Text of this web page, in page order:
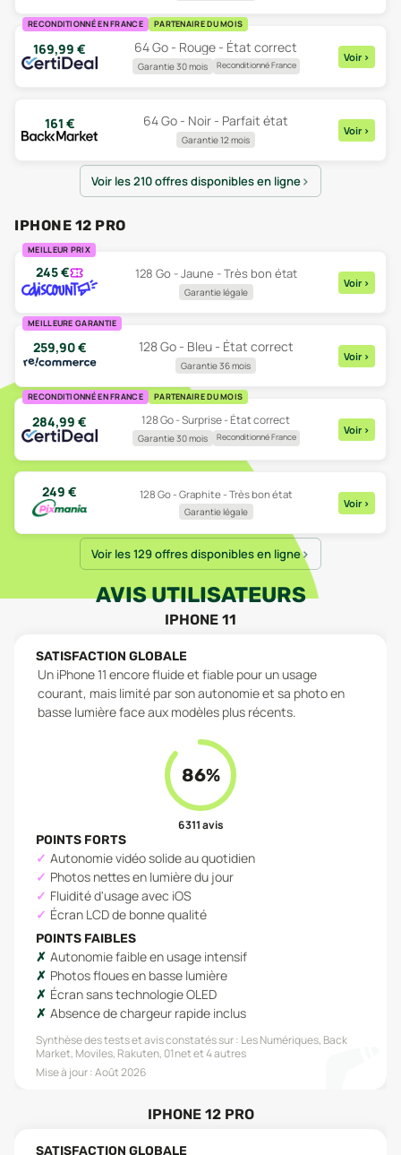
RECONDITIONNÉ EN FRANCE PARTENAIRE DU MOIS
169,99 € 64 Go - Rouge - État correct
Garantie 30 mois Reconditionné France
Voir >
161 € 64 Go - Noir - Parfait état
Garantie 12 mois
Voir >
Voir les 210 offres disponibles en ligne
IPHONE 12 PRO
MEILLEUR PRIX
245€ 128 Go - Jaune - Très bon état
Garantie légale
Voir >
MEILLEURE GARANTIE
259,90€ 128 Go - Bleu - État correct
Garantie 36 mois
Voir >
RECONDITIONNÉ EN FRANCE PARTENAIRE DU MOIS
284,99 € 128 Go - Surprise - État correct
Garantie 30 mois Reconditionné France
Voir >
249 € 128 Go - Graphite - Très bon état
Garantie légale
Voir >
Voir les 129 offres disponibles en ligne
AVIS UTILISATEURS
IPHONE 11
SATISFACTION GLOBALE
Un iPhone 11 encore fluide et fiable pour un usage
courant, mais limité par son autonomie et sa photo en
basse lumière face aux modèles plus récents.
86%
6 311avis
POINTS FORTS
Autonomie vidéo solide au quotidien
Photos nettes en lumière du jour
Fluidité d'usage avec iOS
Écran LCD de bonne qualité
POINTS FAIBLES
Autonomie faible en usage intensif
Photos floues en basse lumière
Écran sans technologie OLED
Absence de chargeur rapide inclus
Synthèse des tests et avis constatés sur : Les Numériques, Back
Market, Moviles, Rakuten, 01netet 4 autres
Mise à jour :Août 2026
IPHONE 12 PRO
SATISFACTION GLOBALE